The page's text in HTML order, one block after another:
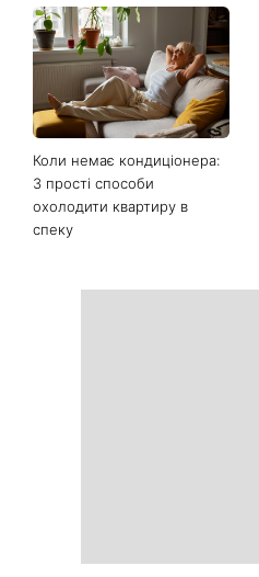
Коли немає кондиціонера:
3 прості способи
охолодити квартиру в
спеку